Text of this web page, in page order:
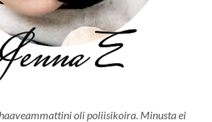
oli poliisikoira. Minusta ei